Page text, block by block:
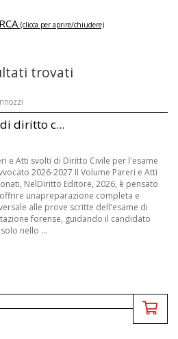
(clicca per aprire/chiudere)
trovati
diritto c...
e Atti svolti di Diritto Civile per l'esame
2026-2027 Il Volume Pareri e Atti
NelDiritto Editore, 2026, è pensato
unapreparazione completa e
alle prove scritte dell'esame di
forense, guidando il candidato
nello ...